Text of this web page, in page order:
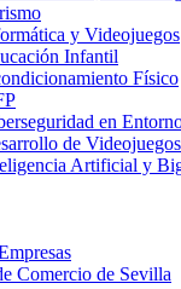
y Videojuegos
Infantil
Físico
en
de
Artificial y
Comercio de Sevilla